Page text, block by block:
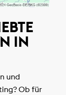
IN S
und
Ob für